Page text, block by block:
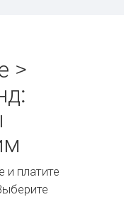
>
и платите